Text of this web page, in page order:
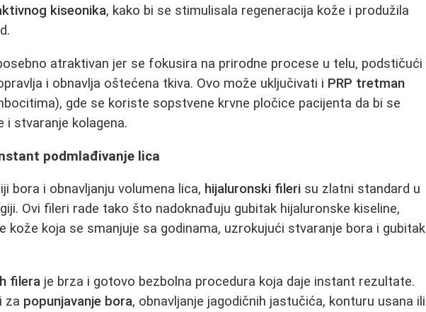
kiseonika, kako bi se stimulisala regeneracija kože i produžila
atraktivan jer se fokusira na prirodne procese u telu, podstičući
i obnavlja oštećena tkiva. Ovo može uključivati i PRP tretman
gde se koriste sopstvene krvne pločice pacijenta da bi se
i stvaranje kolagena.
podmlađivanje lica
bora i obnavljanju volumena lica, hijaluronski fileri su zlatni standard u
Ovi fileri rade tako što nadoknađuju gubitak hijaluronske kiseline,
kože koja se smanjuje sa godinama, uzrokujući stvaranje bora i gubitak
filera je brza i gotovo bezbolna procedura koja daje instant rezultate.
za popunjavanje bora, obnavljanje jagodičnih jastučića, konturu usana ili